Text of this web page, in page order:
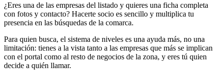
¿Eres una de las empresas del listado y quieres una ficha completa
con fotos y contacto? Hacerte socio es sencillo y multiplica tu
presencia en las búsquedas de la comarca.
Para quien busca, el sistema de niveles es una ayuda más, no una
limitación: tienes a la vista tanto a las empresas que más se implican
con el portal como al resto de negocios de la zona, y eres tú quien
decide a quién llamar.